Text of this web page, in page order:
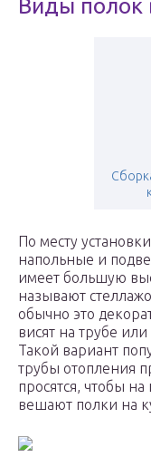
Виды полок
По месту
напольные и
имеет большую
называют
обычно это
висят на трубе
Такой вариант
трубы отопления
просятся, чтобы
вешают полки на